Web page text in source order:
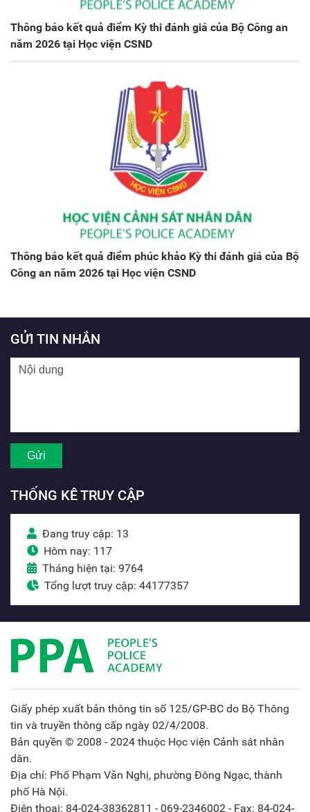
Thông báo kết quả điểm Kỳ thi đánh giá của Bộ Công an
năm 2026 tại Học viện CSND
Thông báo kết quả điểm phúc khảo Kỳ thi đánh giá của Bộ
Công an năm 2026 tại Học viện CSND
GỬI TIN NHẮN
THỐNG KÊ TRUY CẬP
Đang truy cập: 13
Hôm nay: 117
Tháng hiện tại: 9764
Tổng lượt truy cập: 44177357
Giấy phép xuất bản thông tin số 125/GP-BC do Bộ Thông
tin và truyền thông cấp ngày 02/4/2008.
Bản quyền © 2008 - 2024 thuộc Học viện Cảnh sát nhân
dân.
Địa chỉ: Phố Phạm Văn Nghị, phường Đông Ngạc, thành
phố Hà Nội.
Điện thoại: 84-024-38362811 - 069-2346002 - Fax: 84-024-